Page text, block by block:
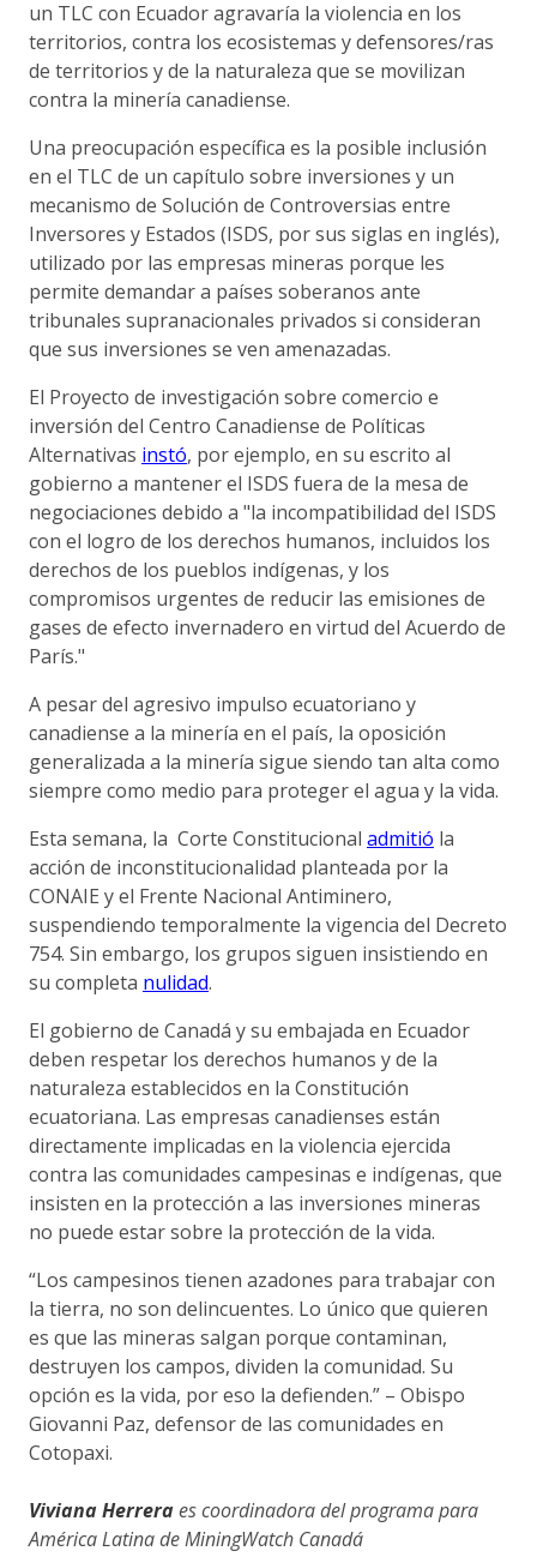
un TLC con Ecuador agravaría la violencia en los
territorios, contra los ecosistemas y defensores/ras
de territorios y de la naturaleza que se movilizan
contra la minería canadiense.
Una preocupación específica es la posible inclusión
en el TLC de un capítulo sobre inversiones y un
mecanismo de Solución de Controversias entre
Inversores y Estados (ISDS, por sus siglas en inglés),
utilizado por las empresas mineras porque les
permite demandar a países soberanos ante
tribunales supranacionales privados si consideran
que sus inversiones se ven amenazadas.
El Proyecto de investigación sobre comercio e
inversión del Centro Canadiense de Políticas
Alternativas instó, por ejemplo, en su escrito al
gobierno a mantener el ISDS fuera de la mesa de
negociaciones debido a "la incompatibilidad del ISDS
con el logro de los derechos humanos, incluidos los
derechos de los pueblos indígenas, y los
compromisos urgentes de reducir las emisiones de
gases de efecto invernadero en virtud del Acuerdo de
París."
A pesar del agresivo impulso ecuatoriano y
canadiense a la minería en el país, la oposición
generalizada a la minería sigue siendo tan alta como
siempre como medio para proteger el agua y la vida.
Esta semana, la Corte Constitucional admitió la
acción de inconstitucionalidad planteada por la
CONAIE y el Frente Nacional Antiminero,
suspendiendo temporalmente la vigencia del Decreto
754. Sin embargo, los grupos siguen insistiendo en
su completa nulidad.
El gobierno de Canadá y su embajada en Ecuador
deben respetar los derechos humanos y de la
naturaleza establecidos en la Constitución
ecuatoriana. Las empresas canadienses están
directamente implicadas en la violencia ejercida
contra las comunidades campesinas e indígenas, que
insisten en la protección a las inversiones mineras
no puede estar sobre la protección de la vida.
“Los campesinos tienen azadones para trabajar con
la tierra, no son delincuentes. Lo único que quieren
es que las mineras salgan porque contaminan,
destruyen los campos, dividen la comunidad. Su
opción es la vida, por eso la defienden.” – Obispo
Giovanni Paz, defensor de las comunidades en
Cotopaxi.
Viviana Herreraes coordinadora del programa para
América Latina de MiningWatch Canadá